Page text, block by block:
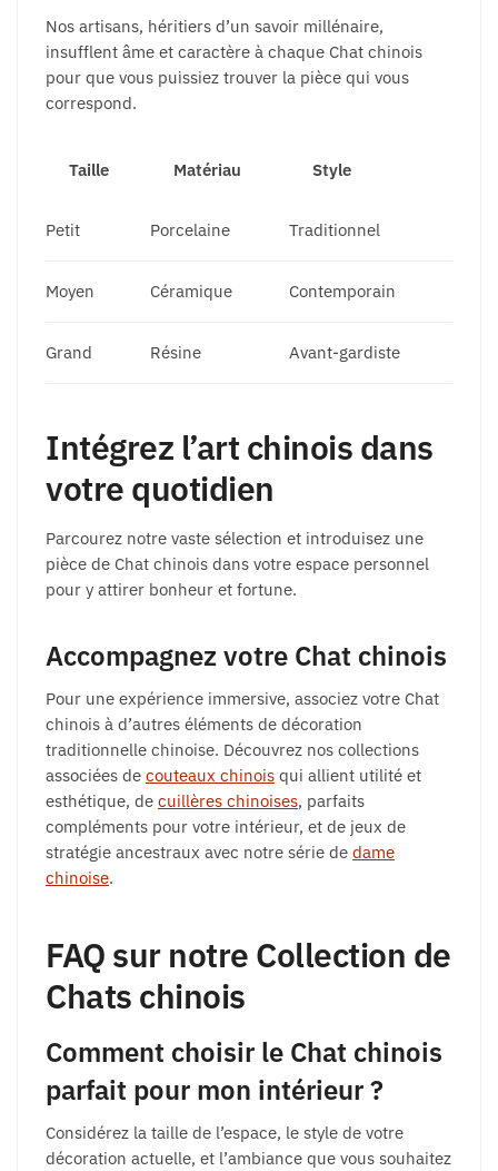
Nos artisans, héritiers d’un savoir millénaire,
insufflent âme et caractère à chaque Chat chinois
pour que vous puissiez trouver la pièce qui vous
correspond.
Taille Matériau Style
Petit Porcelaine Traditionnel
Moyen Céramique Contemporain
Grand Résine Avant-gardiste
Intégrez l’art chinois dans
votre quotidien
Parcourez notre vaste sélection et introduisez une
pièce de Chat chinois dans votre espace personnel
pour y attirer bonheur et fortune.
Accompagnez votre Chat chinois
Pour une expérience immersive, associez votre Chat
chinois à d’autres éléments de décoration
traditionnelle chinoise. Découvrez nos collections
associées de couteaux chinois qui allient utilité et
esthétique, de cuillères chinoises, parfaits
compléments pour votre intérieur, et de jeux de
stratégie ancestraux avec notre série de dame
chinoise.
FAQ sur notre Collection de
Chats chinois
Comment choisir le Chat chinois
parfait pour mon intérieur ?
Considérez la taille de l’espace, le style de votre
décoration actuelle, et l’ambiance que vous souhaitez